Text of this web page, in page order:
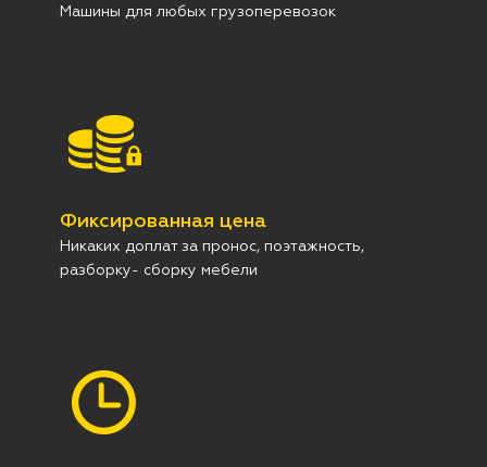
Машины для любых грузоперевозок
Фиксированная цена
Никаких доплат за пронос, поэтажность,
разборку- сборку мебели